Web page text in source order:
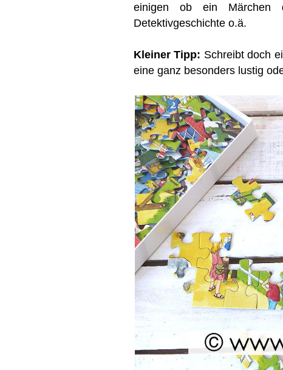
einigen ob ein Märchen
Detektivgeschichte o.ä.
Kleiner Tipp: Schreibt doch
eine ganz besonders lustig